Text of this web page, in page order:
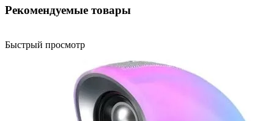
Рекомендуемые товары
Быстрый просмотр